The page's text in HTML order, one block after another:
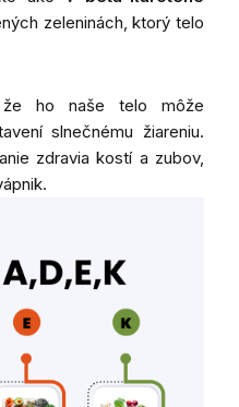
zeleninách, ktorý telo
ho naše telo môže
slnečnému žiareniu.
zdravia kostí a zubov,